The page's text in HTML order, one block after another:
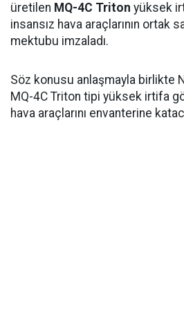
üretilen MQ-4C Triton yüksek
insansız hava araçlarının ortak
mektubu imzaladı.
Söz konusu anlaşmayla birlikte
MQ-4C Triton tipi yüksek irtifa
hava araçlarını envanterine